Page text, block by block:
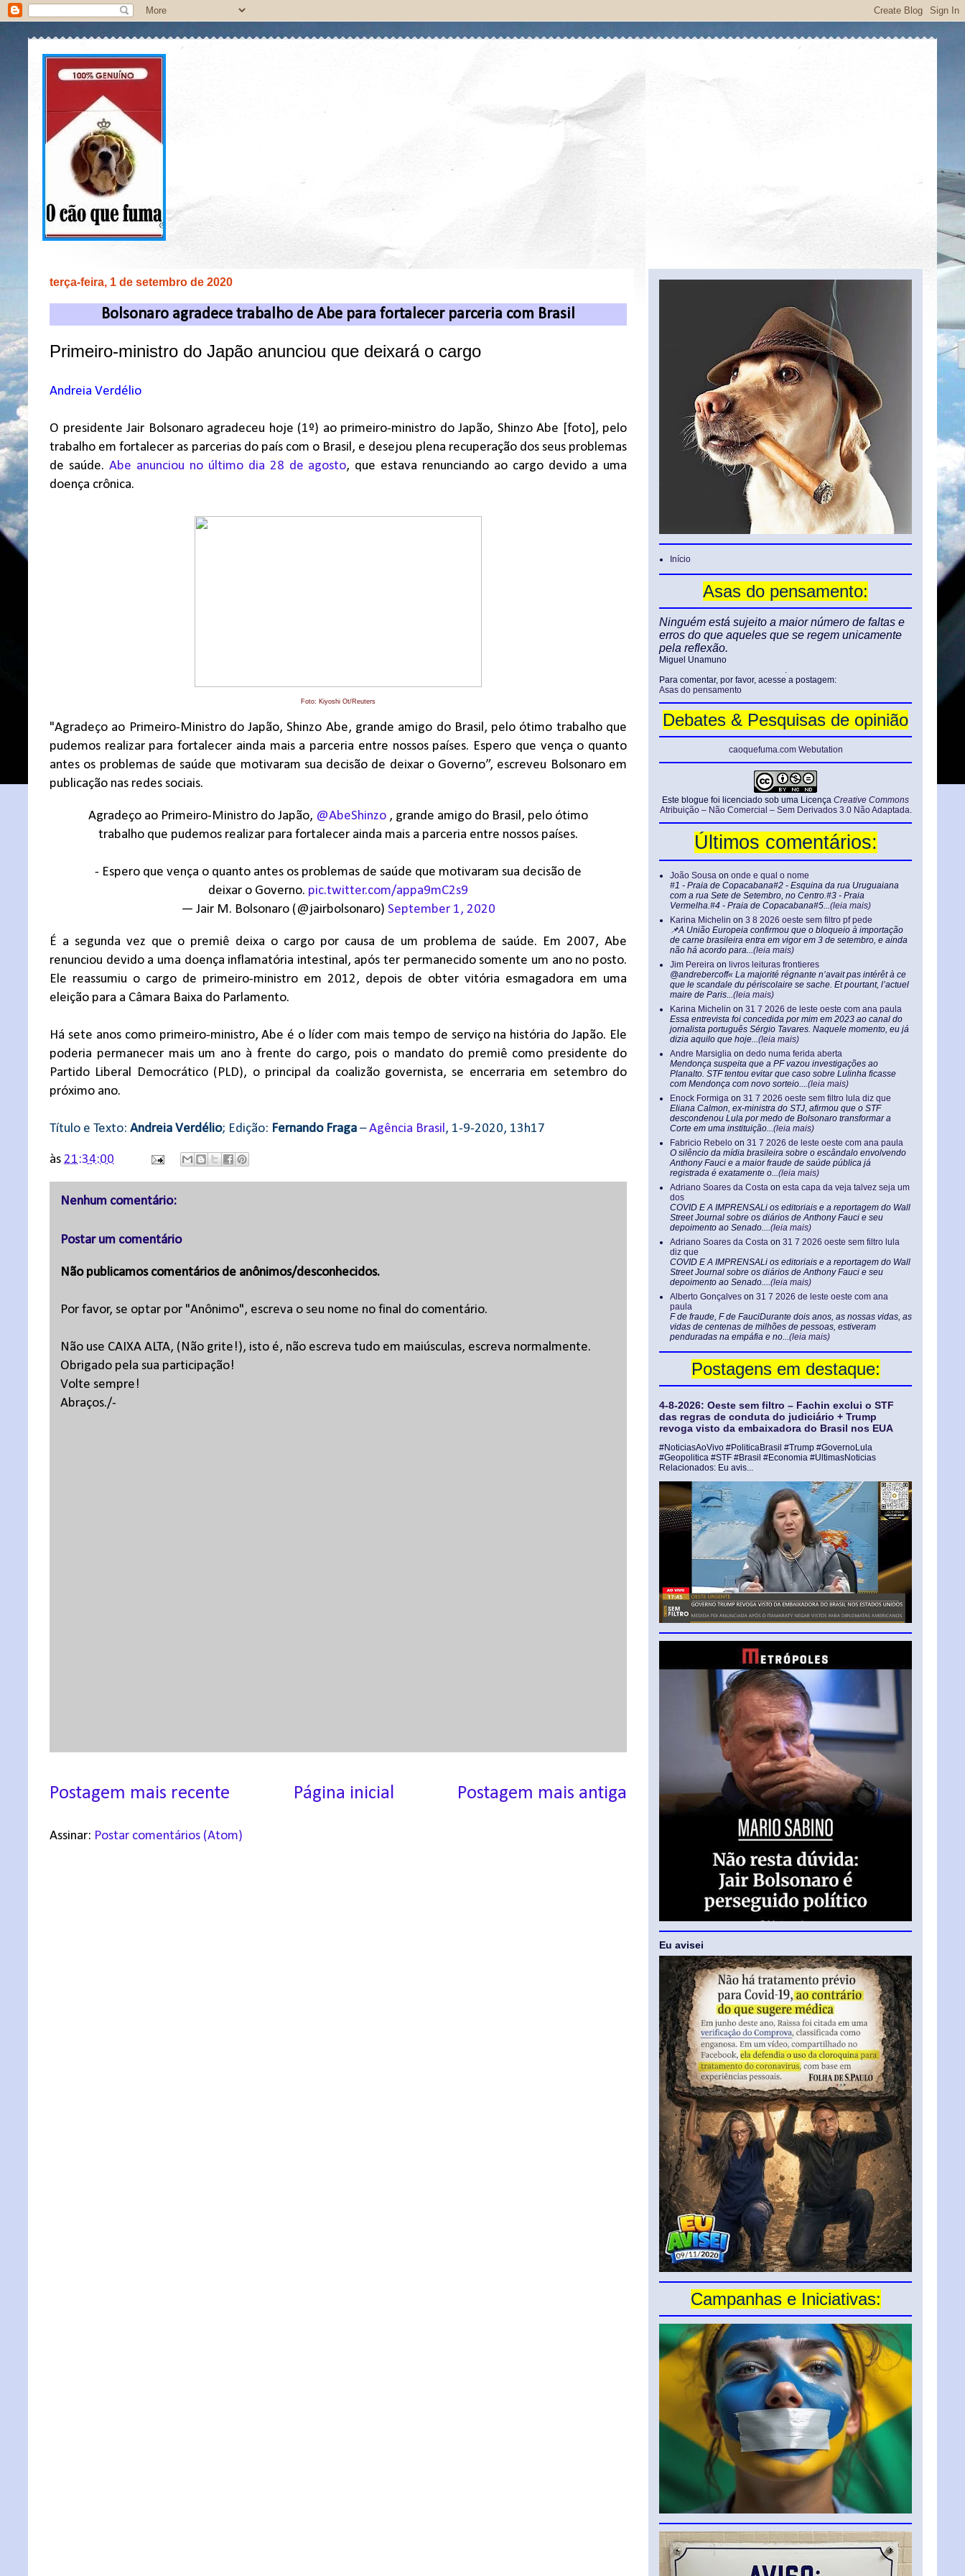
terça-feira, 1 de setembro de 2020
Bolsonaro agradece trabalho de Abe para fortalecer parceria com Brasil
Primeiro-ministro do Japão anunciou que deixará o cargo
Andreia Verdélio
O presidente Jair Bolsonaro agradeceu hoje (1º) ao primeiro-ministro do Japão, Shinzo Abe [foto], pelo
trabalho em fortalecer as parcerias do país com o Brasil, e desejou plena recuperação dos seus problemas
de saúde. Abe anunciou no último dia 28 de agosto, que estava renunciando ao cargo devido a uma
doença crônica.
Foto: Kiyoshi Ot/Reuters
"Agradeço ao Primeiro-Ministro do Japão, Shinzo Abe, grande amigo do Brasil, pelo ótimo trabalho que
pudemos realizar para fortalecer ainda mais a parceria entre nossos países. Espero que vença o quanto
antes os problemas de saúde que motivaram sua decisão de deixar o Governo”, escreveu Bolsonaro em
publicação nas redes sociais.
Agradeço ao Primeiro-Ministro do Japão, @AbeShinzo , grande amigo do Brasil, pelo ótimo
trabalho que pudemos realizar para fortalecer ainda mais a parceria entre nossos países.
- Espero que vença o quanto antes os problemas de saúde que motivaram sua decisão de
deixar o Governo. pic.twitter.com/appa9mC2s9
— Jair M. Bolsonaro (@jairbolsonaro) September 1, 2020
É a segunda vez que o premiê deixa o cargo por causa de um problema de saúde. Em 2007, Abe
renunciou devido a uma doença inflamatória intestinal, após ter permanecido somente um ano no posto.
Ele reassumiu o cargo de primeiro-ministro em 2012, depois de obter vitória esmagadora em uma
eleição para a Câmara Baixa do Parlamento.
Há sete anos como primeiro-ministro, Abe é o líder com mais tempo de serviço na história do Japão. Ele
poderia permanecer mais um ano à frente do cargo, pois o mandato do premiê como presidente do
Partido Liberal Democrático (PLD), o principal da coalizão governista, se encerraria em setembro do
próximo ano.
Título e Texto: Andreia Verdélio; Edição: Fernando Fraga –Agência Brasil , 1-9-2020, 13h17
às 21:34:00
Nenhum comentário:
Postar um comentário
Não publicamos comentários de anônimos/desconhecidos.
Por favor, se optar por "Anônimo", escreva o seu nome no final do comentário.
Não use CAIXA ALTA, (Não grite!), isto é, não escreva tudo em maiúsculas, escreva normalmente.
Obrigado pela sua participação!
Volte sempre!
Abraços./-
Postagem mais recente Postagem mais antiga
Página inicial
Assinar: Postar comentários (Atom)
Início
Asas do pensamento:
Ninguém está sujeito a maior número de faltas e
erros do que aqueles que se regem unicamente
pela reflexão.
Miguel Unamuno
.
Para comentar, por favor, acesse a postagem:
Asas do pensamento
Debates & Pesquisas de opinião
caoquefuma.com Webutation
Este blogue foi licenciado sob uma Licença Creative Commons
Atribuição – Não Comercial – Sem Derivados 3.0 Não Adaptada.
Últimos comentários:
João Sousa on onde e qual o nome
#1 - Praia de Copacabana#2 - Esquina da rua Uruguaiana
com a rua Sete de Setembro, no Centro.#3 - Praia
Vermelha.#4 - Praia de Copacabana#5...(leia mais)
Karina Michelin on 3 8 2026 oeste sem filtro pf pede
📌A União Europeia confirmou que o bloqueio à importação
de carne brasileira entra em vigor em 3 de setembro, e ainda
não há acordo para...(leia mais)
Jim Pereira on livros leituras frontieres
@andrebercoff« La majorité régnante n’avait pas intérêt à ce
que le scandale du périscolaire se sache. Et pourtant, l’actuel
maire de Paris...(leia mais)
Karina Michelin on 31 7 2026 de leste oeste com ana paula
Essa entrevista foi concedida por mim em 2023 ao canal do
jornalista português Sérgio Tavares. Naquele momento, eu já
dizia aquilo que hoje...(leia mais)
Andre Marsiglia on dedo numa ferida aberta
Mendonça suspeita que a PF vazou investigações ao
Planalto. STF tentou evitar que caso sobre Lulinha ficasse
com Mendonça com novo sorteio....(leia mais)
Enock Formiga on 31 7 2026 oeste sem filtro lula diz que
Eliana Calmon, ex-ministra do STJ, afirmou que o STF
descondenou Lula por medo de Bolsonaro transformar a
Corte em uma instituição...(leia mais)
Fabricio Rebelo on 31 7 2026 de leste oeste com ana paula
O silêncio da mídia brasileira sobre o escândalo envolvendo
Anthony Fauci e a maior fraude de saúde pública já
registrada é exatamente o...(leia mais)
Adriano Soares da Costa on esta capa da veja talvez seja um
dos
COVID E A IMPRENSALi os editoriais e a reportagem do Wall
Street Journal sobre os diários de Anthony Fauci e seu
depoimento ao Senado....(leia mais)
Adriano Soares da Costa on 31 7 2026 oeste sem filtro lula
diz que
COVID E A IMPRENSALi os editoriais e a reportagem do Wall
Street Journal sobre os diários de Anthony Fauci e seu
depoimento ao Senado....(leia mais)
Alberto Gonçalves on 31 7 2026 de leste oeste com ana
paula
F de fraude, F de FauciDurante dois anos, as nossas vidas, as
vidas de centenas de milhões de pessoas, estiveram
penduradas na empáfia e no...(leia mais)
Postagens em destaque:
4-8-2026: Oeste sem filtro – Fachin exclui o STF
das regras de conduta do judiciário + Trump
revoga visto da embaixadora do Brasil nos EUA
#NoticiasAoVivo #PoliticaBrasil #Trump #GovernoLula
#Geopolitica #STF #Brasil #Economia #UltimasNoticias
Relacionados: Eu avis...
Eu avisei
Campanhas e Iniciativas: